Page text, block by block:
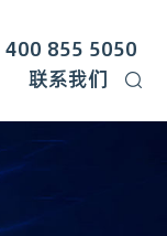
400 855 5050
联系我们